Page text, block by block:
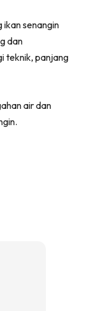
ikan senangin
dan
teknik, panjang
air dan